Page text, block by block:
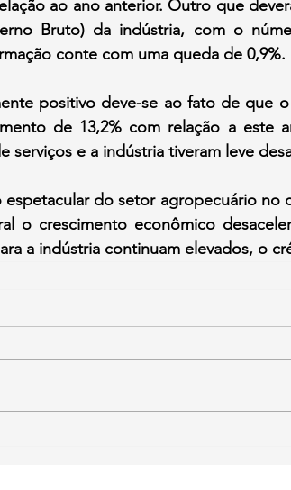
ao ano anterior. Outro que
Bruto) da indústria, com o
conte com uma queda de 0,9%.
positivo deve-se ao fato de que
de 13,2% com relação a este
serviços e a indústria tiveram leve
do setor agropecuário no
o crescimento econômico
a indústria continuam elevados, o